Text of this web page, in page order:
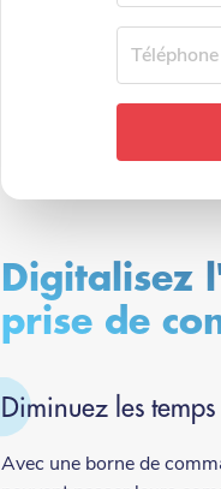
Téléphone
Digitalisez
prise de
Diminuez les temps
Avec une borne de